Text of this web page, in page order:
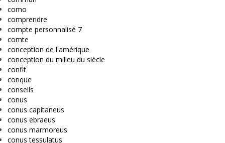
como
comprendre
compte personnalisé 7
comte
conception de l'amérique
conception du milieu du siècle
confit
conque
conseils
conus
conus capitaneus
conus ebraeus
conus marmoreus
conus tessulatus